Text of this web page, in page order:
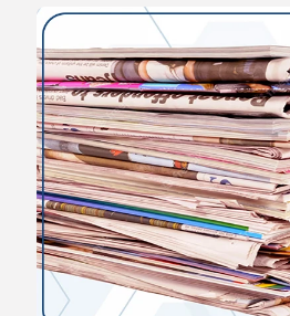
SPORT
ENVIRONNEMENT
INTERNATIONAL
AGENDA
SANTE